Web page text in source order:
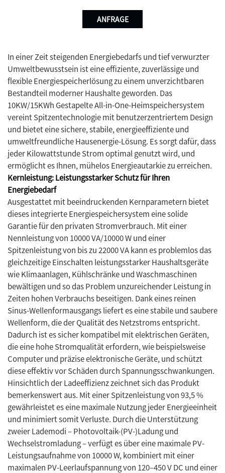
ANFRAGE
In einer Zeit steigenden Energiebedarfs und tief verwurzter
Umweltbewusstsein ist eine effiziente, zuverlässige und
flexible Energiespeicherlösung zu einem unverzichtbaren
Bestandteil moderner Haushalte geworden. Das
10KW/15KWh Gestapelte All-in-One-Heimspeichersystem
vereint Spitzentechnologie mit benutzerzentriertem Design
und bietet eine sichere, stabile, energieeffiziente und
umweltfreundliche Hausenergie-Lösung. Es sorgt dafür, dass
jeder Kilowattstunde Strom optimal genutzt wird, und
ermöglicht es Ihnen, mühelos Energieautarkie zu erreichen.
Kernleistung: Leistungsstarker Schutz für Ihren
Energiebedarf
Ausgestattet mit beeindruckenden Kernparametern bietet
dieses integrierte Energiespeichersystem eine solide
Garantie für den privaten Stromverbrauch. Mit einer
Nennleistung von 10000 VA/10000 W und einer
Spitzenleistung von bis zu 22000 VA kann es problemlos das
gleichzeitige Einschalten leistungsstarker Haushaltsgeräte
wie Klimaanlagen, Kühlschränke und Waschmaschinen
bewältigen und so das Problem unzureichender Leistung in
Zeiten hohen Verbrauchs beseitigen. Dank eines reinen
Sinus-Wellenformausgangs liefert es eine stabile und saubere
Wellenform, die der Qualität des Netzstroms entspricht.
Dadurch ist es sicher kompatibel mit elektrischen Geräten,
die eine hohe Stromqualität erfordern, wie beispielsweise
Computer und präzise elektronische Geräte, und schützt
diese effektiv vor Schäden durch Spannungsschwankungen.
Hinsichtlich der Ladeeffizienz zeichnet sich das Produkt
bemerkenswert aus. Mit einer Spitzenleistung von 93,5 %
gewährleistet es eine maximale Nutzung jeder Energieeinheit
und minimiert somit Verluste. Durch die Unterstützung
zweier Lademodi – Photovoltaik-(PV-)Ladung und
Wechselstromladung – verfügt es über eine maximale PV-
Leistungsaufnahme von 10000 W, kombiniert mit einer
maximalen PV-Leerlaufspannung von 120–450 V DC und einer